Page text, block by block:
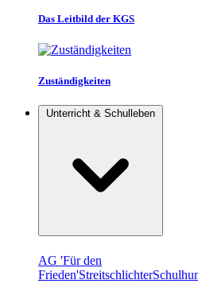
Das Leitbild der KGS
Zuständigkeiten
Unterricht & Schulleben
AG 'Für den
Frieden'Streitschlichter